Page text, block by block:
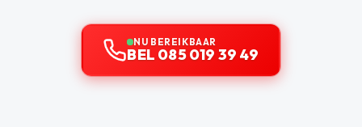
NU BEREIKBAAR
BEL 085 019 39 49